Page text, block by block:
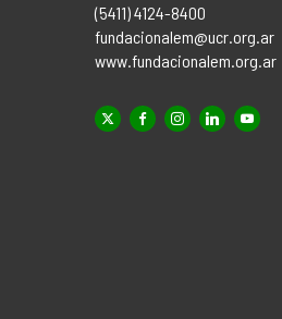
(5411) 4124-8400
fundacionalem@ucr.org.ar
www.fundacionalem.org.ar